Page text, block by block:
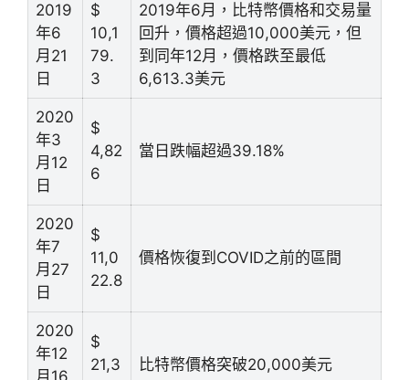
2019
年6
月21
日
$
10,1
79.
3
2019年6月，比特幣價格和交易量
回升，價格超過10,000美元，但
到同年12月，價格跌至最低
6,613.3美元
2020
年3
月12
日
$
4,82
6
當日跌幅超過39.18%
2020
年7
月27
日
$
11,0
22.8
價格恢復到COVID之前的區間
2020
年12
$
21,3
比特幣價格突破20,000美元